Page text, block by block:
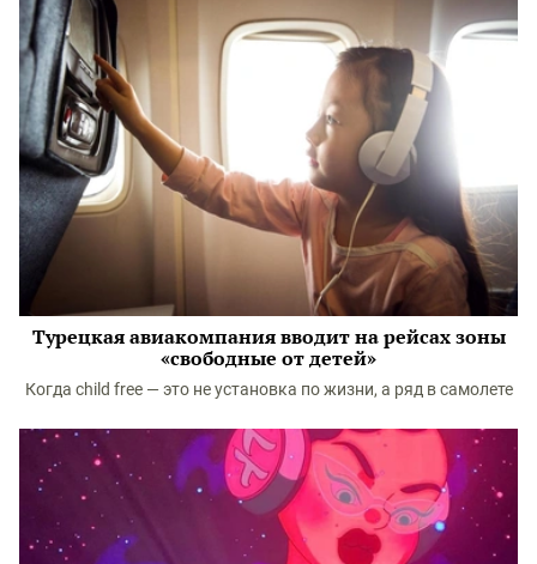
Турецкая авиакомпания вводит на рейсах зоны
«свободные от детей»
Когда child free — это не установка по жизни, а ряд в самолете